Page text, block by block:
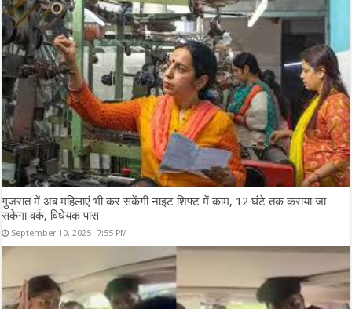
गुजरात में अब महिलाएं भी कर सकेंगी नाइट शिफ्ट में काम, 12 घंटे तक कराया जा
सकेगा वर्क, विधेयक पास
September 10, 2025- 7:55 PM